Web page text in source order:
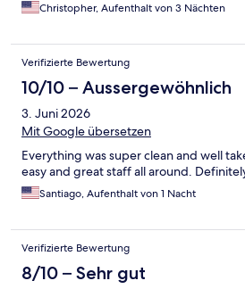
Christopher, Aufenthalt von 3 Nächten
Verifizierte Bewertung
10/10 – Aussergewöhnlich
3. Juni 2026
Mit Google übersetzen
Everything was super clean and well
easy and great staff all around.
Santiago, Aufenthalt von 1 Nacht
Verifizierte Bewertung
8/10 – Sehr gut